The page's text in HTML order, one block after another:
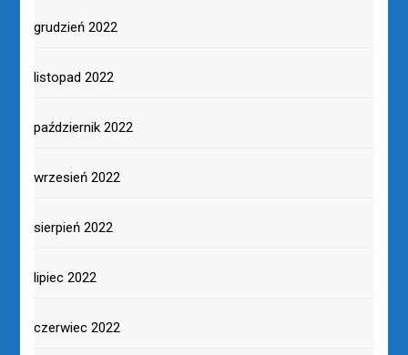
grudzień 2022
listopad 2022
październik 2022
wrzesień 2022
sierpień 2022
lipiec 2022
czerwiec 2022